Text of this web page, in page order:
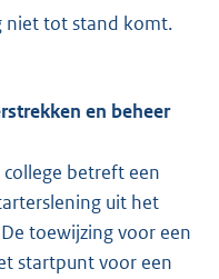
niet tot stand komt.
en beheer
betreft een
uit het
toewijzing voor een
startpunt voor een